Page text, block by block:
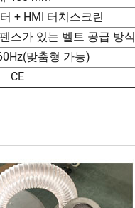
+ HMI 터치스크린
스가 있는 벨트 공급 방식
맞춤형 가능)
CE